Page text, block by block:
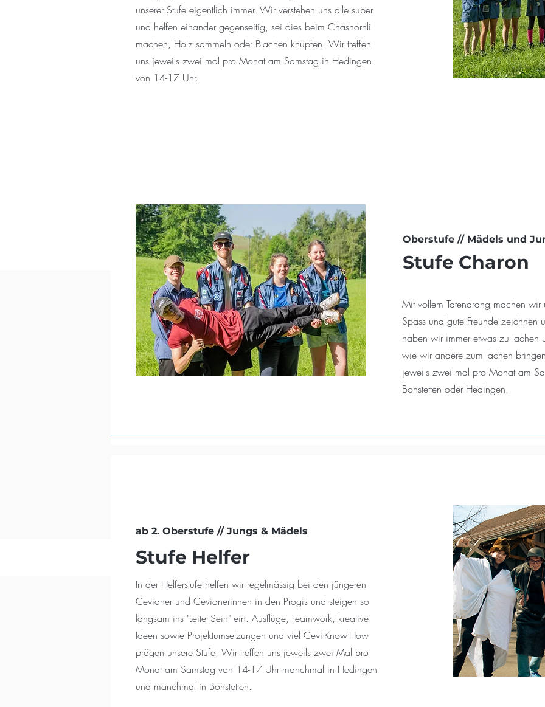
unserer Stufe eigentlich immer. Wir verstehen uns alle super
und helfen einander gegenseitig, sei dies beim Chäshörnli
machen, Holz sammeln oder Blachen knüpfen. Wir treffen
uns jeweils zwei mal pro Monat am Samstag in Hedingen
von 14-17 Uhr.
Oberstufe // Mädels und
Stufe Charon
Mit vollem Tatendrang machen
Spass und gute Freunde zeichnen
haben wir immer etwas zu lachen
wie wir andere zum lachen
jeweils zwei mal pro Monat am
Bonstetten oder Hedingen.
ab 2. Oberstufe // Jungs & Mädels
Stufe Helfer
In der Helferstufe helfen wir regelmässig bei den jüngeren
Cevianer und Cevianerinnen in den Progis und steigen so
langsam ins "Leiter-Sein" ein. Ausflüge, Teamwork, kreative
Ideen sowie Projektumsetzungen und viel Cevi-Know-How
prägen unsere Stufe. Wir treffen uns jeweils zwei Mal pro
Monat am Samstag von 14-17 Uhr manchmal in Hedingen
und manchmal in Bonstetten.